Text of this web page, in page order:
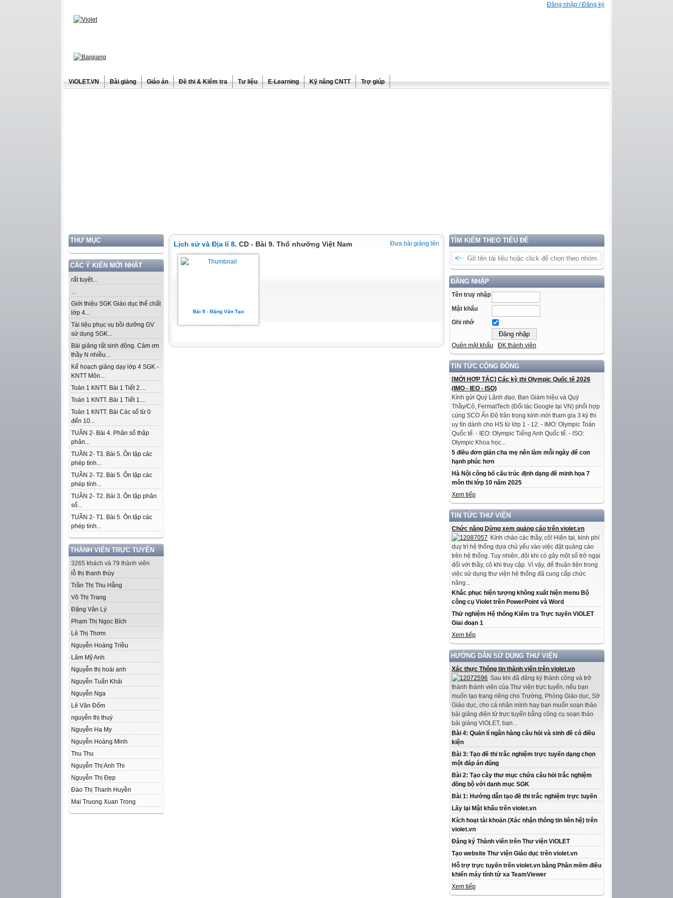
Đăng nhập / Đăng ký
ViOLET.VN Bài giảng Giáo án Đề thi & Kiểm tra Tư liệu E-Learning Kỹ năng CNTT Trợ giúp
THƯ MỤC
CÁC Ý KIẾN MỚI NHẤT
rất tuyệt...
...
Giới thiệu SGK Giáo dục thể chất
lớp 4...
Tài liệu phục vụ bồi dưỡng GV
sử dụng SGK...
Bài giảng rất sinh động. Cảm ơn
thầy N nhiều...
Kế hoạch giảng dạy lớp 4 SGK -
KNTT Môn...
Toán 1 KNTT. Bài 1 Tiết 2....
Toán 1 KNTT. Bài 1 Tiết 1....
Toán 1 KNTT. Bài Các số từ 0
đến 10...
TUẦN 2- Bài 4. Phân số thập
phân...
TUẦN 2- T3. Bài 5. Ôn tập các
phép tính...
TUẦN 2- T2. Bài 5. Ôn tập các
phép tính...
TUẦN 2- T2. Bài 3. Ôn tập phân
số...
TUẦN 2- T1. Bài 5. Ôn tập các
phép tính...
THÀNH VIÊN TRỰC TUYẾN
3265 khách và 79 thành viên
lỗ thị thanh thùy
Trần Thị Thu Hằng
Võ Thị Trang
Đặng Văn Lý
Phạm Thị Ngọc Bích
Lê Thị Thơm
Nguyễn Hoàng Triều
Lâm Mỹ Anh
Nguyễn thị hoài anh
Nguyễn Tuấn Khải
Nguyễn Nga
Lê Văn Đốm
nguyễn thị thuý
Nguyễn Ha My
Nguyễn Hoàng Minh
Thu Thu
Nguyễn Thị Anh Thi
Nguyễn Thị Đẹp
Đào Thị Thanh Huyền
Mai Truong Xuan Trong
TÌM KIẾM THEO TIÊU ĐỀ
ĐĂNG NHẬP
Tên truy nhập
Mật khẩu
Ghi nhớ
Quên mật khẩu ĐK thành viên
TIN TỨC CỘNG ĐỒNG
[MỜI HỢP TÁC] Các kỳ thi Olympic Quốc tế 2026
(IMO - IEO - ISO)
Kính gửi Quý Lãnh đạo, Ban Giám hiệu và Quý
Thầy/Cô, FermatTech (Đối tác Google tại VN) phối hợp
cùng SCO Ấn Độ trân trọng kính mời tham gia 3 kỳ thi
uy tín dành cho HS từ lớp 1 - 12: - IMO: Olympic Toán
Quốc tế. - IEO: Olympic Tiếng Anh Quốc tế. - ISO:
Olympic Khoa học...
5 điều đơn giản cha mẹ nên làm mỗi ngày để con
hạnh phúc hơn
Hà Nội công bố cấu trúc định dạng đề minh họa 7
môn thi lớp 10 năm 2025
Xem tiếp
TIN TỨC THƯ VIỆN
Chức năng Dừng xem quảng cáo trên violet.vn
Kính chào các thầy, cô! Hiện tại, kinh phí
duy trì hệ thống dựa chủ yếu vào việc đặt quảng cáo
trên hệ thống. Tuy nhiên, đôi khi có gây một số trở ngại
đối với thầy, cô khi truy cập. Vì vậy, để thuận tiện trong
việc sử dụng thư viện hệ thống đã cung cấp chức
năng...
Khắc phục hiện tượng không xuất hiện menu Bộ
công cụ Violet trên PowerPoint và Word
Thử nghiệm Hệ thống Kiểm tra Trực tuyến ViOLET
Giai đoạn 1
Xem tiếp
HƯỚNG DẪN SỬ DỤNG THƯ VIỆN
Xác thực Thông tin thành viên trên violet.vn
Sau khi đã đăng ký thành công và trở
thành thành viên của Thư viện trực tuyến, nếu bạn
muốn tạo trang riêng cho Trường, Phòng Giáo dục, Sở
Giáo dục, cho cá nhân mình hay bạn muốn soạn thảo
bài giảng điện tử trực tuyến bằng công cụ soạn thảo
bài giảng ViOLET, bạn...
Bài 4: Quản lí ngân hàng câu hỏi và sinh đề có điều
kiện
Bài 3: Tạo đề thi trắc nghiệm trực tuyến dạng chọn
một đáp án đúng
Bài 2: Tạo cây thư mục chứa câu hỏi trắc nghiệm
đồng bộ với danh mục SGK
Bài 1: Hướng dẫn tạo đề thi trắc nghiệm trực tuyến
Lấy lại Mật khẩu trên violet.vn
Kích hoạt tài khoản (Xác nhận thông tin liên hệ) trên
violet.vn
Đăng ký Thành viên trên Thư viện ViOLET
Tạo website Thư viện Giáo dục trên violet.vn
Hỗ trợ trực tuyến trên violet.vn bằng Phần mềm điều
khiển máy tính từ xa TeamViewer
Xem tiếp
Đưa bài giảng lên
Lịch sử và Địa lí 8. CD - Bài 9. Thổ nhưỡng Việt Nam
Bài 9 - Đặng Văn Tạo